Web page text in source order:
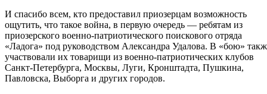
И спасибо всем, кто предоставил приозерцам возможность
ощутить, что такое война, в первую очередь — ребятам из
приозерского военно-патриотического поискового отряда
«Ладога» под руководством Александра Удалова. В «бою»
участвовали их товарищи из военно-патриотических клубов
Санкт-Петербурга, Москвы, Луги, Кронштадта, Пушкина,
Павловска, Выборга и других городов.